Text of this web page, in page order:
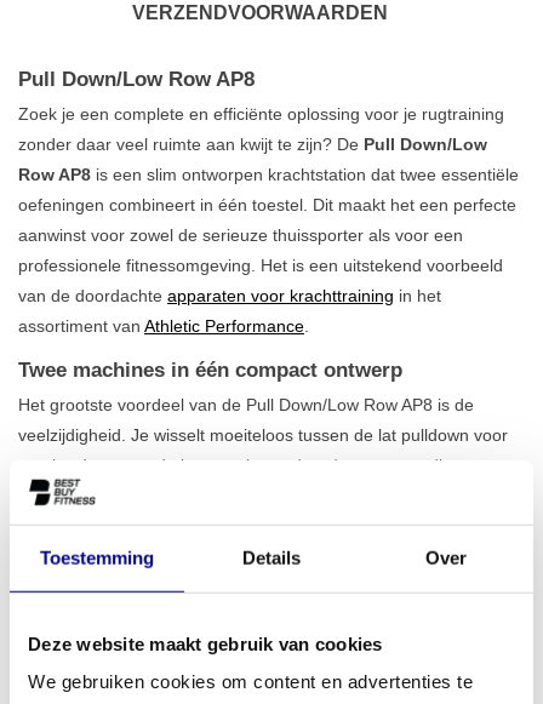
Toestemming Details Over
Deze website maakt gebruik van cookies
We gebruiken cookies om content en advertenties te
VERZENDVOORWAARDEN
Pull Down/Low Row AP8
Zoek je een complete en efficiënte oplossing voor je rugtraining
zonder daar veel ruimte aan kwijt te zijn? De Pull Down/Low
Row AP8 is een slim ontworpen krachtstation dat twee essentiële
oefeningen combineert in één toestel. Dit maakt het een perfecte
aanwinst voor zowel de serieuze thuissporter als voor een
professionele fitnessomgeving. Het is een uitstekend voorbeeld
van de doordachte apparaten voor krachttraining in het
assortiment van Athletic Performance
Twee machines in één compact ontwerp
Het grootste voordeel van de Pull Down/Low Row AP8 is de
veelzijdigheid. Je wisselt moeiteloos tussen de lat pulldown voor
een brede rug en de low row (seated row) voor meer diepte en
dikte in de rugspieren. Zo train je je volledige bovenlichaam
effectief metéén compact en duurzaam toestel. Dankzij het
verstelbare zitvlak en de knierollen vind je altijd de juiste houding
voor een correcte uitvoering. Met een gewicht van 185 kg staat dit
trainingen. Bekijk ook onze andere apparatuur voor het trainen
van jebovenlichaam.